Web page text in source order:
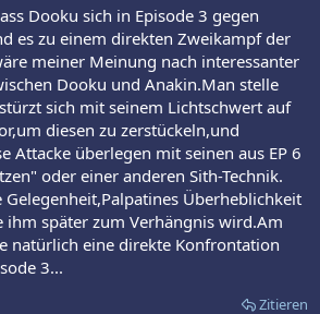
Dooku sich in Episode 3 gegen
es zu einem direkten Zweikampf der
meiner Meinung nach interessanter
Dooku und Anakin.Man stelle
sich mit seinem Lichtschwert auf
diesen zu zerstückeln,und
Attacke überlegen mit seinen aus EP 6
oder einer anderen Sith-Technik.
Gelegenheit,Palpatines Überheblichkeit
ihm später zum Verhängnis wird.Am
natürlich eine direkte Konfrontation
3...
Zitieren